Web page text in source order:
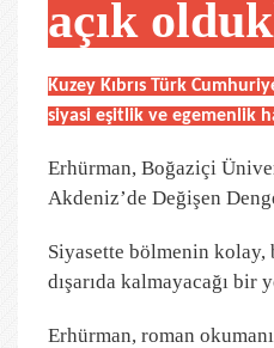
açık
Kuzey Kıbrıs Türk
siyasi eşitlik ve egemenlik
Erhürman, Boğaziçi
Akdeniz’de Değişen
Siyasette bölmenin
dışarıda kalmayacağı
Erhürman, roman